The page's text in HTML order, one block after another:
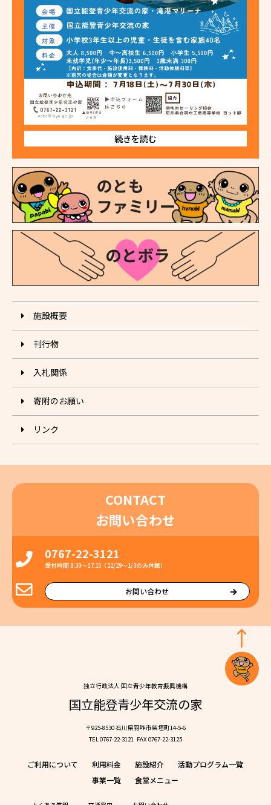
続きを読む
施設概要
刊⾏物
入札関係
寄附のお願い
リンク
CONTACT
お問い合わせ
0767-22-3121
受付時間 8:30〜17:15（12/29〜1/3のみ休館）
お問い合わせ
独⽴⾏政法⼈ 国⽴⻘少年教育振興機構
国⽴能登⻘少年交流の家
〒925-8530 ⽯川県⽻咋市柴垣町14-5-6
TEL 0767-22-3121 FAX 0767-22-3125
ご利⽤について 利⽤料⾦ 施設紹介
活動プログラム⼀覧
事業⼀覧
⾷堂メニュー